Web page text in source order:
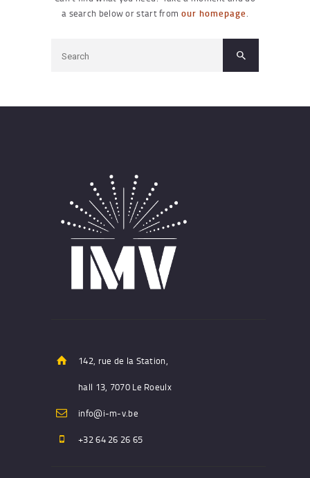
a search below or start from our homepage.
142, rue de la Station,
hall 13, 7070 Le Roeulx
info@i-m-v.be
+32 64 26 26 65